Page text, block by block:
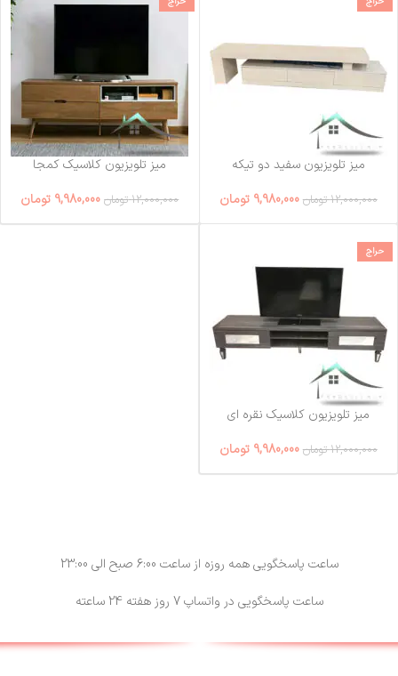
میز تلویزیون سفید دو تیکه
12,000,000 تومان 9,980,000 تومان
میز تلویزیون کلاسیک کمجا
12,000,000 تومان 9,980,000 تومان
حراج
میز تلویزیون کلاسیک نقره ای
12,000,000 تومان 9,980,000 تومان
ساعت پاسخگویی همه روزه از ساعت 6:00 صبح الی 23:00
ساعت پاسخگویی در واتساپ 7 روز هفته 24 ساعته